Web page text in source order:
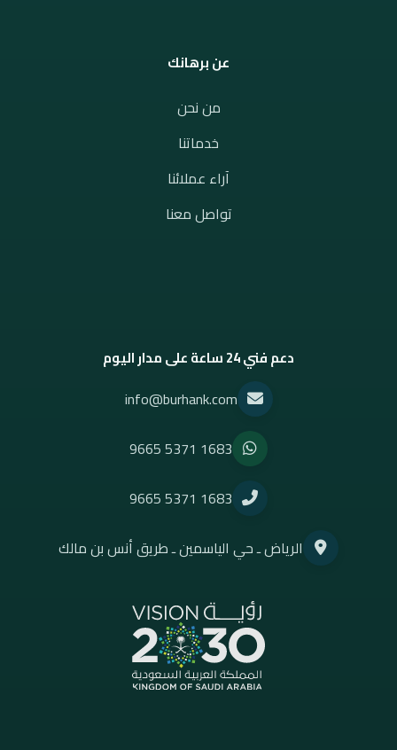
عن برهانك
من نحن
خدماتنا
آراء عملائنا
تواصل معنا
دعم فني 24 ساعة على مدار اليوم
info@burhank.com
9665 5371 1683
9665 5371 1683
الرياض ـ حي الياسمين ـ طريق أنس بن مالك